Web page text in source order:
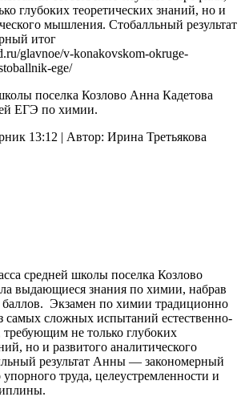
глубоких теоретических знаний, но и
мышления. Стобалльный результат
итог
glavnoe/v-konakovskom-okruge-
ege/
поселка Козлово Анна Кадетова
ЕГЭ по химии.
13:12 | Автор: Ирина Третьякова
средней школы поселка Козлово
выдающиеся знания по химии, набрав
Экзамен по химии традиционно
самых сложных испытаний естественно-
не только глубоких
но и развитого аналитического
результат Анны — закономерный
труда, целеустремленности и